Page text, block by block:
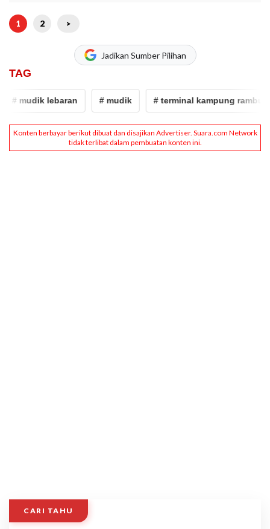
1 2 >
Jadikan Sumber Pilihan
TAG
# mudik lebaran # mudik # terminal kampung rambutan
CARI TAHU